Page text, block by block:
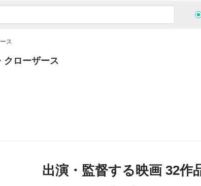
ス
クローザース
出演・監督する映画 32作